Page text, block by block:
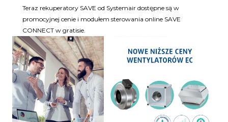
Teraz rekuperatory SAVE od Systemair dostępne są w
promocyjnej cenie i modułem sterowania online SAVE
CONNECT w gratisie.